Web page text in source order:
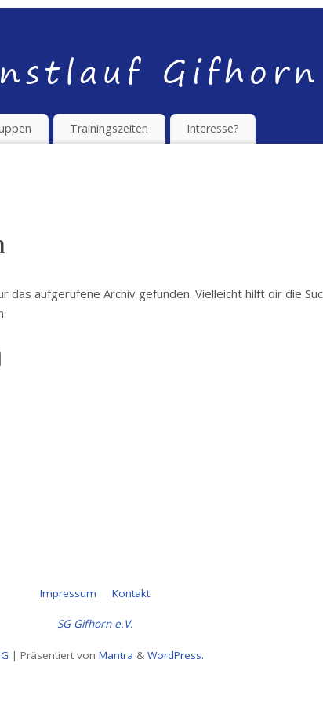
Trainingszeiten Interesse?
das aufgerufene Archiv gefunden. Vielleicht hilft dir die
Impressum Kontakt
SG-Gifhorn e.V.
| Präsentiert von Mantra & WordPress.